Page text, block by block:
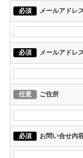
必須 メールアドレ
必須 メールアドレ
任意 ご住所
必須 お問い合せ内